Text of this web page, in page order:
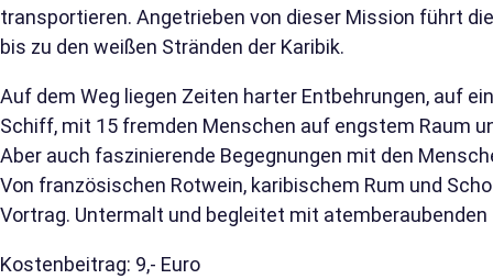
transportieren. Angetrieben von dieser Mission führt
bis zu den weißen Stränden der Karibik.
Auf dem Weg liegen Zeiten harter Entbehrungen, auf
Schiff, mit 15 fremden Menschen auf engstem Raum
Aber auch faszinierende Begegnungen mit den
Von französischen Rotwein, karibischem Rum und
Vortrag. Untermalt und begleitet mit
Kostenbeitrag: 9,- Euro